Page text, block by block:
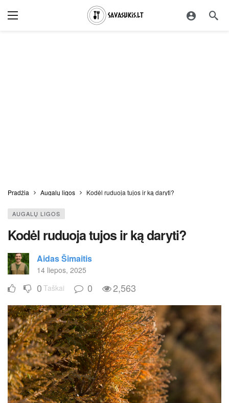
Pradžia Augalų ligos Kodėl ruduoja tujos ir ką daryti?
AUGALŲ LIGOS
Kodėl ruduoja tujos ir ką daryti?
Aidas Šimaitis
14 liepos, 2025
0 Taškai 0 2,563